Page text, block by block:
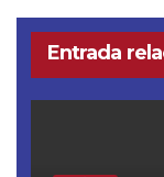
Entrada